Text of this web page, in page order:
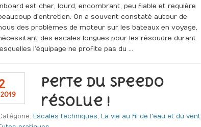
est cher, lourd, encombrant, peu fiable et requière
d’entretien. On a souvent constaté autour de
des problèmes de moteur sur les bateaux en voyage,
des escales longues pour les résoudre durant
l’équipage ne profite pas du …
Perte du speedo
résolue !
Escales techniques La vie au fil de l'eau et du vent,